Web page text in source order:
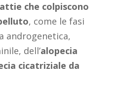
che colpiscono
, come le fasi
androgenetica,
dell’alopecia
cicatriziale da